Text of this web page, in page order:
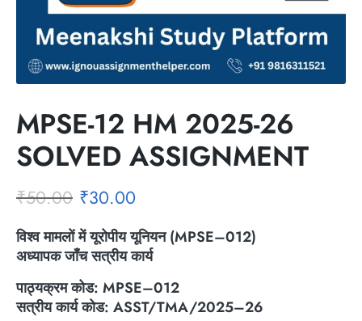
MPSE-12 HM 2025-26
SOLVED ASSIGNMENT
₹50.00 ₹30.00
विश्व मामलों में यूरोपीय यूनियन (MPSE–012)
अध्यापक जाँच सत्रीय कार्य
पाठ्यक्रम कोड: MPSE–012
सत्रीय कार्य कोड: ASST/TMA/2025–26